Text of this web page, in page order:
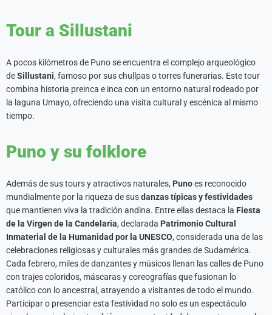
Tour a Sillustani
A pocos kilómetros de Puno se encuentra el complejo arqueológico
deSillustani, famoso por sus chullpas o torres funerarias. Este tour
combina historia preinca e inca con un entorno natural rodeado por
la laguna Umayo, ofreciendo una visita cultural y escénica al mismo
tiempo.
Puno y su folklore
Además de sus tours y atractivos naturales, Punoes reconocido
mundialmente por la riqueza de susdanzas típicas y festividades
que mantienen viva la tradición andina. Entre ellas destaca la Fiesta
de la Virgen de la Candelaria, declarada Patrimonio Cultural
Inmaterial de la Humanidad por la UNESCO, considerada una de las
celebraciones religiosas y culturales más grandes de Sudamérica.
Cada febrero, miles de danzantes y músicos llenan las calles de Puno
con trajes coloridos, máscaras y coreografías que fusionan lo
católico con lo ancestral, atrayendo a visitantes de todo el mundo.
Participar o presenciar esta festividad no solo es un espectáculo